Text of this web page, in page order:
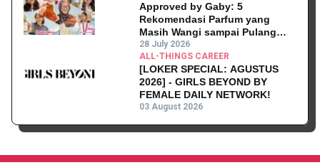
Approved by Gaby: 5
Rekomendasi Parfum yang
Masih Wangi sampai Pulang
Kantor
28 July 2026
ALL-THINGS CAREER
[LOKER SPECIAL: AGUSTUS
2026] - GIRLS BEYOND BY
FEMALE DAILY NETWORK!
03 August 2026